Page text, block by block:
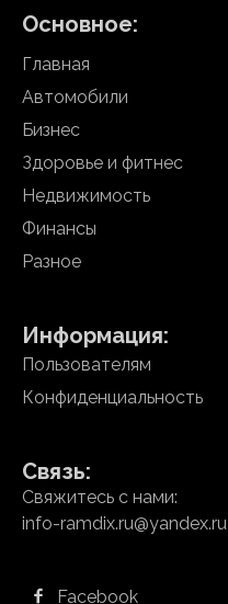
Основное:
Главная
Автомобили
Бизнес
Здоровье и фитнес
Недвижимость
Финансы
Разное
Информация:
Пользователям
Конфиденциальность
Связь:
Свяжитесь с нами:
info-ramdix.ru@yandex.ru
Facebook